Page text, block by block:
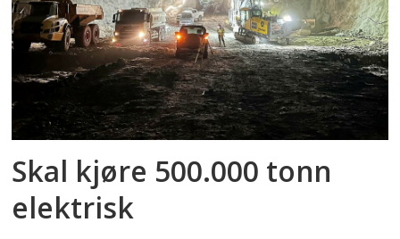
Skal kjøre 500.000 tonn
elektrisk